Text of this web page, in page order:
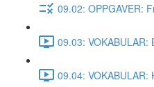
09.02: OPPGAVER:
09.03:
09.04: